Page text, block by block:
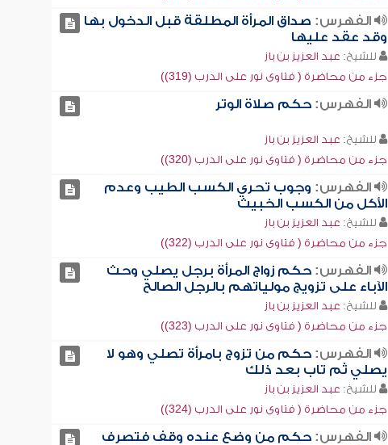
الفهرس: صداق المرأة المطلقة قبل الدخول بها
وقد عقد عليها
للشيخ: عبد العزيز بن باز
جزء من محاضرة ( فتاوى نور على الدرب (319))
الفهرس: حكم صلاة الوتر
للشيخ: عبد العزيز بن باز
جزء من محاضرة ( فتاوى نور على الدرب (320))
الفهرس: وجوب تحري الكسب الطيب وعدم
الأكل من الكسب الخبيث
للشيخ: عبد العزيز بن باز
جزء من محاضرة ( فتاوى نور على الدرب (322))
الفهرس: حكم زواج المرأة برجل يصلي وحث
الآباء على تزويج مولياتهم بالرجل الصالح
للشيخ: عبد العزيز بن باز
جزء من محاضرة ( فتاوى نور على الدرب (323))
الفهرس: حكم من تزوج بامرأة تصلي وهو لا
يصلي ثم تاب بعد ذلك
للشيخ: عبد العزيز بن باز
جزء من محاضرة ( فتاوى نور على الدرب (324))
الفهرس: حكم من وضع عنده وقف فتصرف